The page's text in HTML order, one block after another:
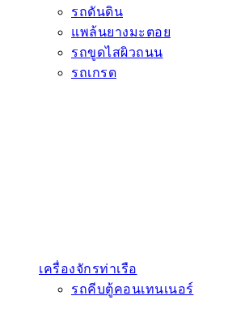
รถดันดิน
แพล้นยางมะตอย
รถขูดไสผิวถนน
รถเกรด
เครื่องจักรท่าเรือ
รถคีบตู้คอนเทนเนอร์